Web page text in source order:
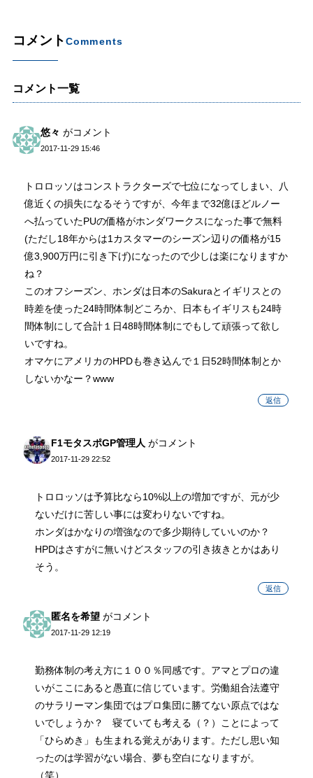
コメントComments
コメント一覧
悠々 がコメント
2017-11-29 15:46
トロロッソはコンストラクターズで七位になってしまい、八
億近くの損失になるそうですが、今年まで32億ほどルノー
へ払っていたPUの価格がホンダワークスになった事で無料
(ただし18年からは1カスタマーのシーズン辺りの価格が15
億3,900万円に引き下げ)になったので少しは楽になりますか
ね？
このオフシーズン、ホンダは日本のSakuraとイギリスとの
時差を使った24時間体制どころか、日本もイギリスも24時
間体制にして合計１日48時間体制にでもして頑張って欲し
いですね。
オマケにアメリカのHPDも巻き込んで１日52時間体制とか
しないかなー？www
返信
F1モタスポGP管理人 がコメント
2017-11-29 22:52
トロロッソは予算比なら10%以上の増加ですが、元が少
ないだけに苦しい事には変わりないですね。
ホンダはかなりの増強なので多少期待していいのか？
HPDはさすがに無いけどスタッフの引き抜きとかはあり
そう。
返信
匿名を希望 がコメント
2017-11-29 12:19
勤務体制の考え方に１００％同感です。アマとプロの違
いがここにあると愚直に信じています。労働組合法遵守
のサラリーマン集団ではプロ集団に勝てない原点ではな
いでしょうか？ 寝ていても考える（？）ことによって
「ひらめき」も生まれる覚えがあります。ただし思い知
ったのは学習がない場合、夢も空白になりますが。
（笑）